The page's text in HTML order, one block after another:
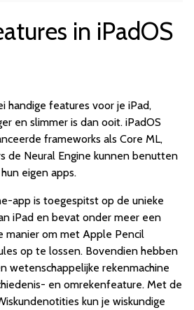
in iPadOS
handige features voor je iPad,
en slimmer is dan ooit. iPadOS
frameworks als Core ML,
de Neural Engine kunnen benutten
eigen apps.
app is toegespitst op de unieke
iPad en bevat onder meer een
manier om met Apple Pencil
op te lossen. Bovendien hebben
wetenschappelijke rekenmachine
en omrekenfeature. Met de
kun je wiskundige